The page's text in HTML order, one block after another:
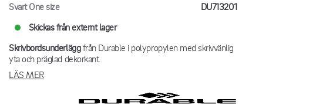
Svart One size
DU713201
Skickas från externt lager
Skrivbordsunderläggfrån Durable i polypropylen med skrivvänlig
yta och präglad dekorkant.
LÄS MER